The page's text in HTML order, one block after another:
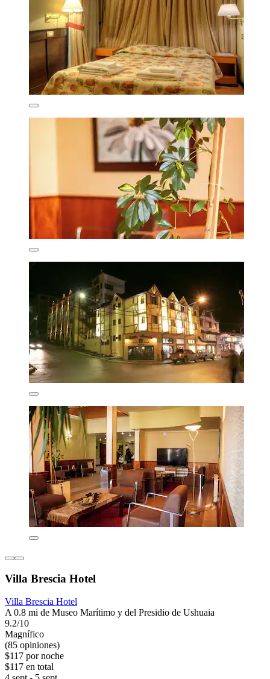
Villa Brescia Hotel
Villa Brescia Hotel
A 0.8 mi de Museo Marítimo y del Presidio de Ushuaia
9.2/10
Magnífico
(85 opiniones)
$117 por noche
$117 en total